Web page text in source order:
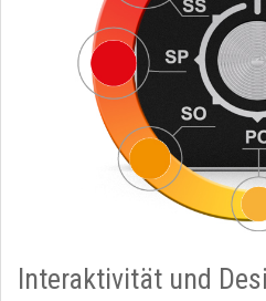
Interaktivität und